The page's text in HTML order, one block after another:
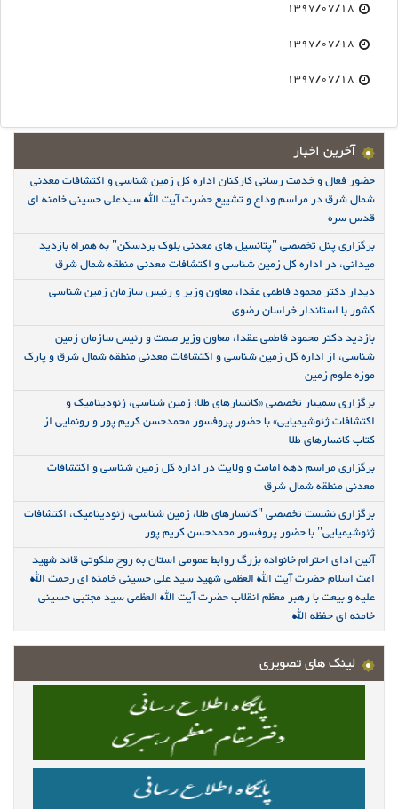
1397/07/18
1397/07/18
1397/07/18
آخرین اخبار
حضور فعال و خدمت رسانی کارکنان اداره کل زمین شناسی و اکتشافات معدنی
شمال شرق در مراسم وداع و تشییع حضرت آیت الله سیدعلی حسینی خامنه ای
قدس سره
برگزاری پنل تخصصی "پتانسیل های معدنی بلوک بردسکن" به همراه بازدید
میدانی، در اداره کل زمین شناسی و اکتشافات معدنی منطقه شمال شرق
دیدار دکتر محمود فاطمی عقدا، معاون وزیر و رئیس سازمان زمین شناسی
کشور با استاندار خراسان رضوی
بازدید دکتر محمود فاطمی عقدا، معاون وزیر صمت و رئیس سازمان زمین
شناسی، از اداره کل زمین شناسی و اکتشافات معدنی منطقه شمال شرق و پارک
موزه علوم زمین
برگزاری سمینار تخصصی «کانسارهای طلا؛ زمین شناسی، ژئودینامیک و
اکتشافات ژئوشیمیایی» با حضور پروفسور محمدحسن کریم پور و رونمایی از
کتاب کانسارهای طلا
برگزاری مراسم دهه امامت و ولایت در اداره کل زمین شناسی و اکتشافات
معدنی منطقه شمال شرق
برگزاری نشست تخصصی "کانسارهای طلا، زمین شناسی، ژئودینامیک، اکتشافات
ژئوشیمیایی" با حضور پروفسور محمدحسن کریم پور
آئین ادای احترام خانواده بزرگ روابط عمومی استان به روح ملکوتی قائد شهید
امت اسلام حضرت آیت الله العظمی شهید سید علی حسینی خامنه ای رحمت الله
علیه و بیعت با رهبر معظم انقلاب حضرت آیت الله العظمی سید مجتبی حسینی
خامنه ای حفظه الله
لینک های تصویری